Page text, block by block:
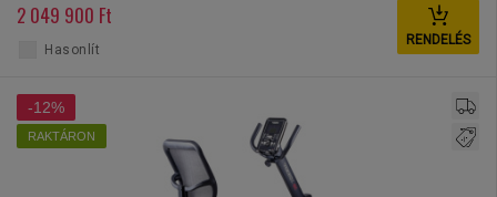
2 049 900 Ft
RENDELÉS
Hasonlít
-12%
RAKTÁRON